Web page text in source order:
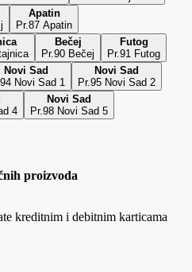
Apatin
Pr.87 Apatin
Bečej
Pr.90 Bečej
Futog
Pr.91 Futog
Novi Sad
Novi Sad 1
Novi Sad
Pr.95 Novi Sad 2
4
Novi Sad
Pr.98 Novi Sad 5
proizvoda
kreditnim i debitnim karticama